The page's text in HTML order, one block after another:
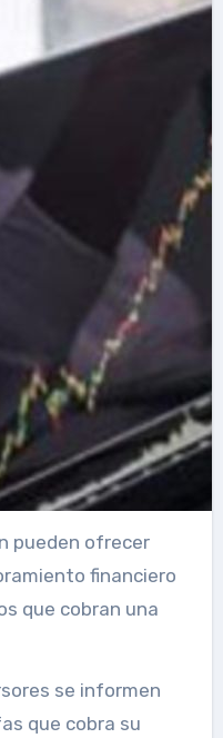
pueden ofrecer
financiero
que cobran una
se informen
que cobra su